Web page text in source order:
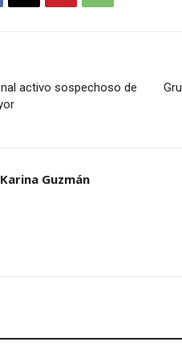
activo sospechoso de
Karina Guzmán